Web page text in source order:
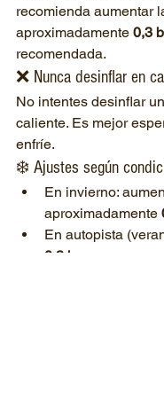
recomienda aumentar
aproximadamente 0,3
recomendada.
❌ Nunca desinflar en
No intentes desinflar
caliente. Es mejor
enfríe.
❄️ Ajustes según
En invierno:
aproximadamente
En autopista
0,3 bar